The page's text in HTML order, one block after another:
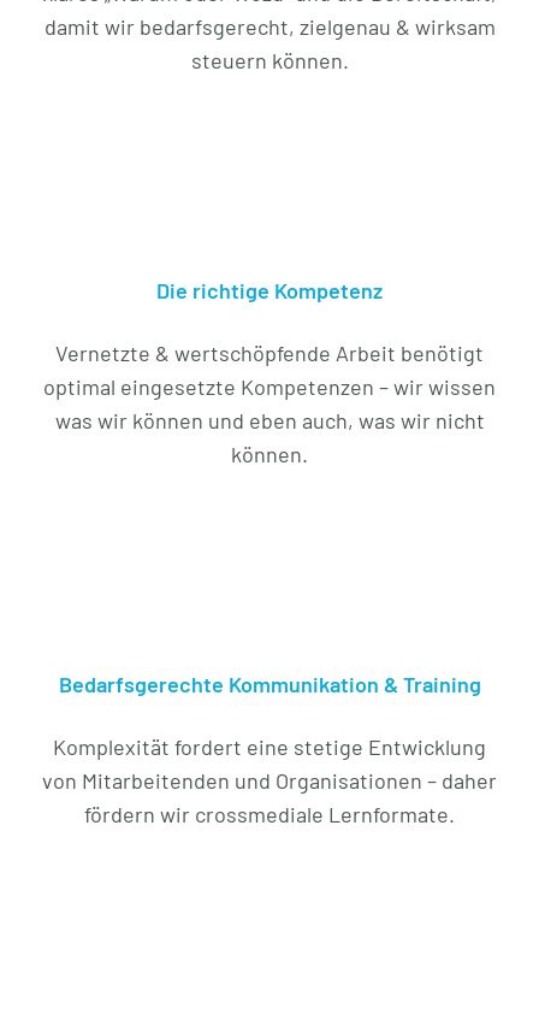
damit wir bedarfsgerecht, zielgenau & wirksam
steuern können.
Die richtige Kompetenz
Vernetzte & wertschöpfende Arbeit benötigt
optimal eingesetzte Kompetenzen – wir wissen
was wir können und eben auch, was wir nicht
können.
Bedarfsgerechte Kommunikation & Training
Komplexität fordert eine stetige Entwicklung
von Mitarbeitenden und Organisationen – daher
fördern wir crossmediale Lernformate.